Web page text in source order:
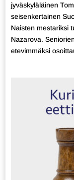
jyväskyläläinen
seisenkertainen
Naisten mestariksi
Nazarova.
etevimmäksi